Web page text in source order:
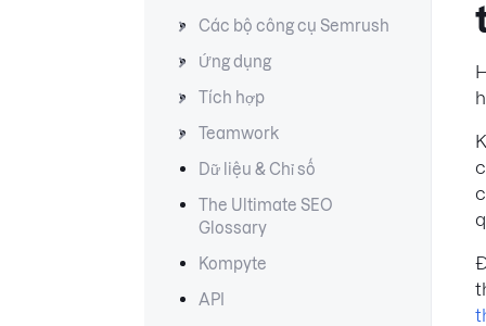
Các bộ công cụ Semrush
Ứng dụng
Tích hợp
Teamwork
Dữ liệu & Chỉ số
The Ultimate SEO
Glossary
Kompyte
API